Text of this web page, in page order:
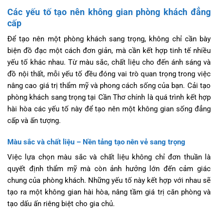
Các yếu tố tạo nên không gian phòng khách đẳng
cấp
Để tạo nên một phòng khách sang trọng, không chỉ cần bày
biện đồ đạc một cách đơn giản, mà cần kết hợp tinh tế nhiều
yếu tố khác nhau. Từ màu sắc, chất liệu cho đến ánh sáng và
đồ nội thất, mỗi yếu tố đều đóng vai trò quan trọng trong việc
nâng cao giá trị thẩm mỹ và phong cách sống của bạn. Cải tạo
phòng khách sang trọng tại Cần Thơ chính là quá trình kết hợp
hài hòa các yếu tố này để tạo nên một không gian sống đẳng
cấp và ấn tượng.
Màu sắc và chất liệu – Nền tảng tạo nên vẻ sang trọng
Việc lựa chọn màu sắc và chất liệu không chỉ đơn thuần là
quyết định thẩm mỹ mà còn ảnh hưởng lớn đến cảm giác
chung của phòng khách. Những yếu tố này kết hợp với nhau sẽ
tạo ra một không gian hài hòa, nâng tầm giá trị căn phòng và
tạo dấu ấn riêng biệt cho gia chủ.